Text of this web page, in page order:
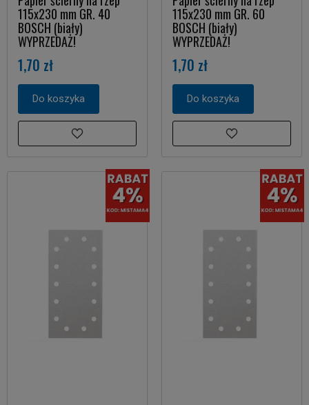
115x230 mm GR. 40
BOSCH (biały)
WYPRZEDAŻ!
1,70 zł
Do koszyka
115x230 mm GR. 60
BOSCH (biały)
WYPRZEDAŻ!
1,70 zł
Do koszyka